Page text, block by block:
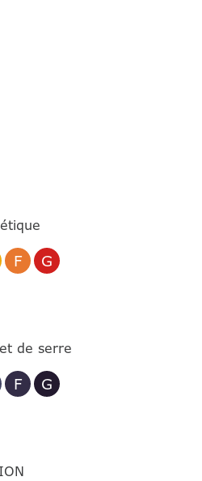
F G
de serre
F G